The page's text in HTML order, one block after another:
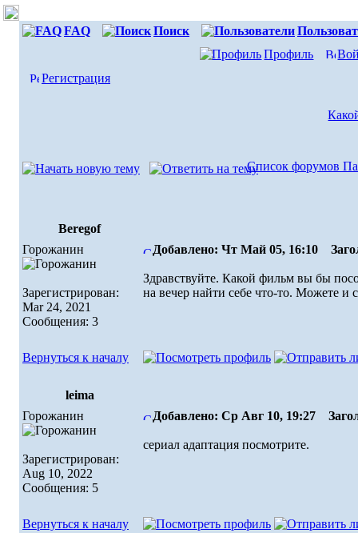
FAQ Поиск
Профиль
Регистрация
Список форумов
Beregof
Горожанин
Зарегистрирован:
Mar 24, 2021
Сообщения: 3
Добавлено: Чт Май 05, 16:10
Здравствуйте. Какой фильм вы бы
на вечер найти себе что-то. Можете и
Вернуться к началу
leima
Горожанин
Зарегистрирован:
Aug 10, 2022
Сообщения: 5
Добавлено: Ср Авг 10, 19:27
сериал адаптация посмотрите.
Вернуться к началу